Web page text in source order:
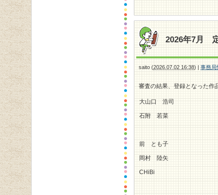
2026年7月
saito (2026.07.02 16:38) | 事務局
審査の結果、登録となった作
大山口 浩司
石附 若菜
前 とも子
岡村 陸矢
CHiBi